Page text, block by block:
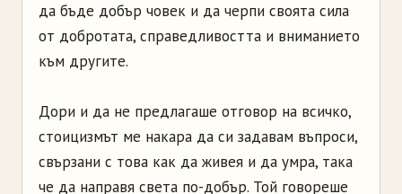
да бъде добър човек и да черпи своята сила
от добротата, справедливостта и вниманието
към другите.
Дори и да не предлагаше отговор на всичко,
стоицизмът ме накара да си задавам въпроси,
свързани с това как да живея и да умра, така
че да направя света по-добър. Той говореше